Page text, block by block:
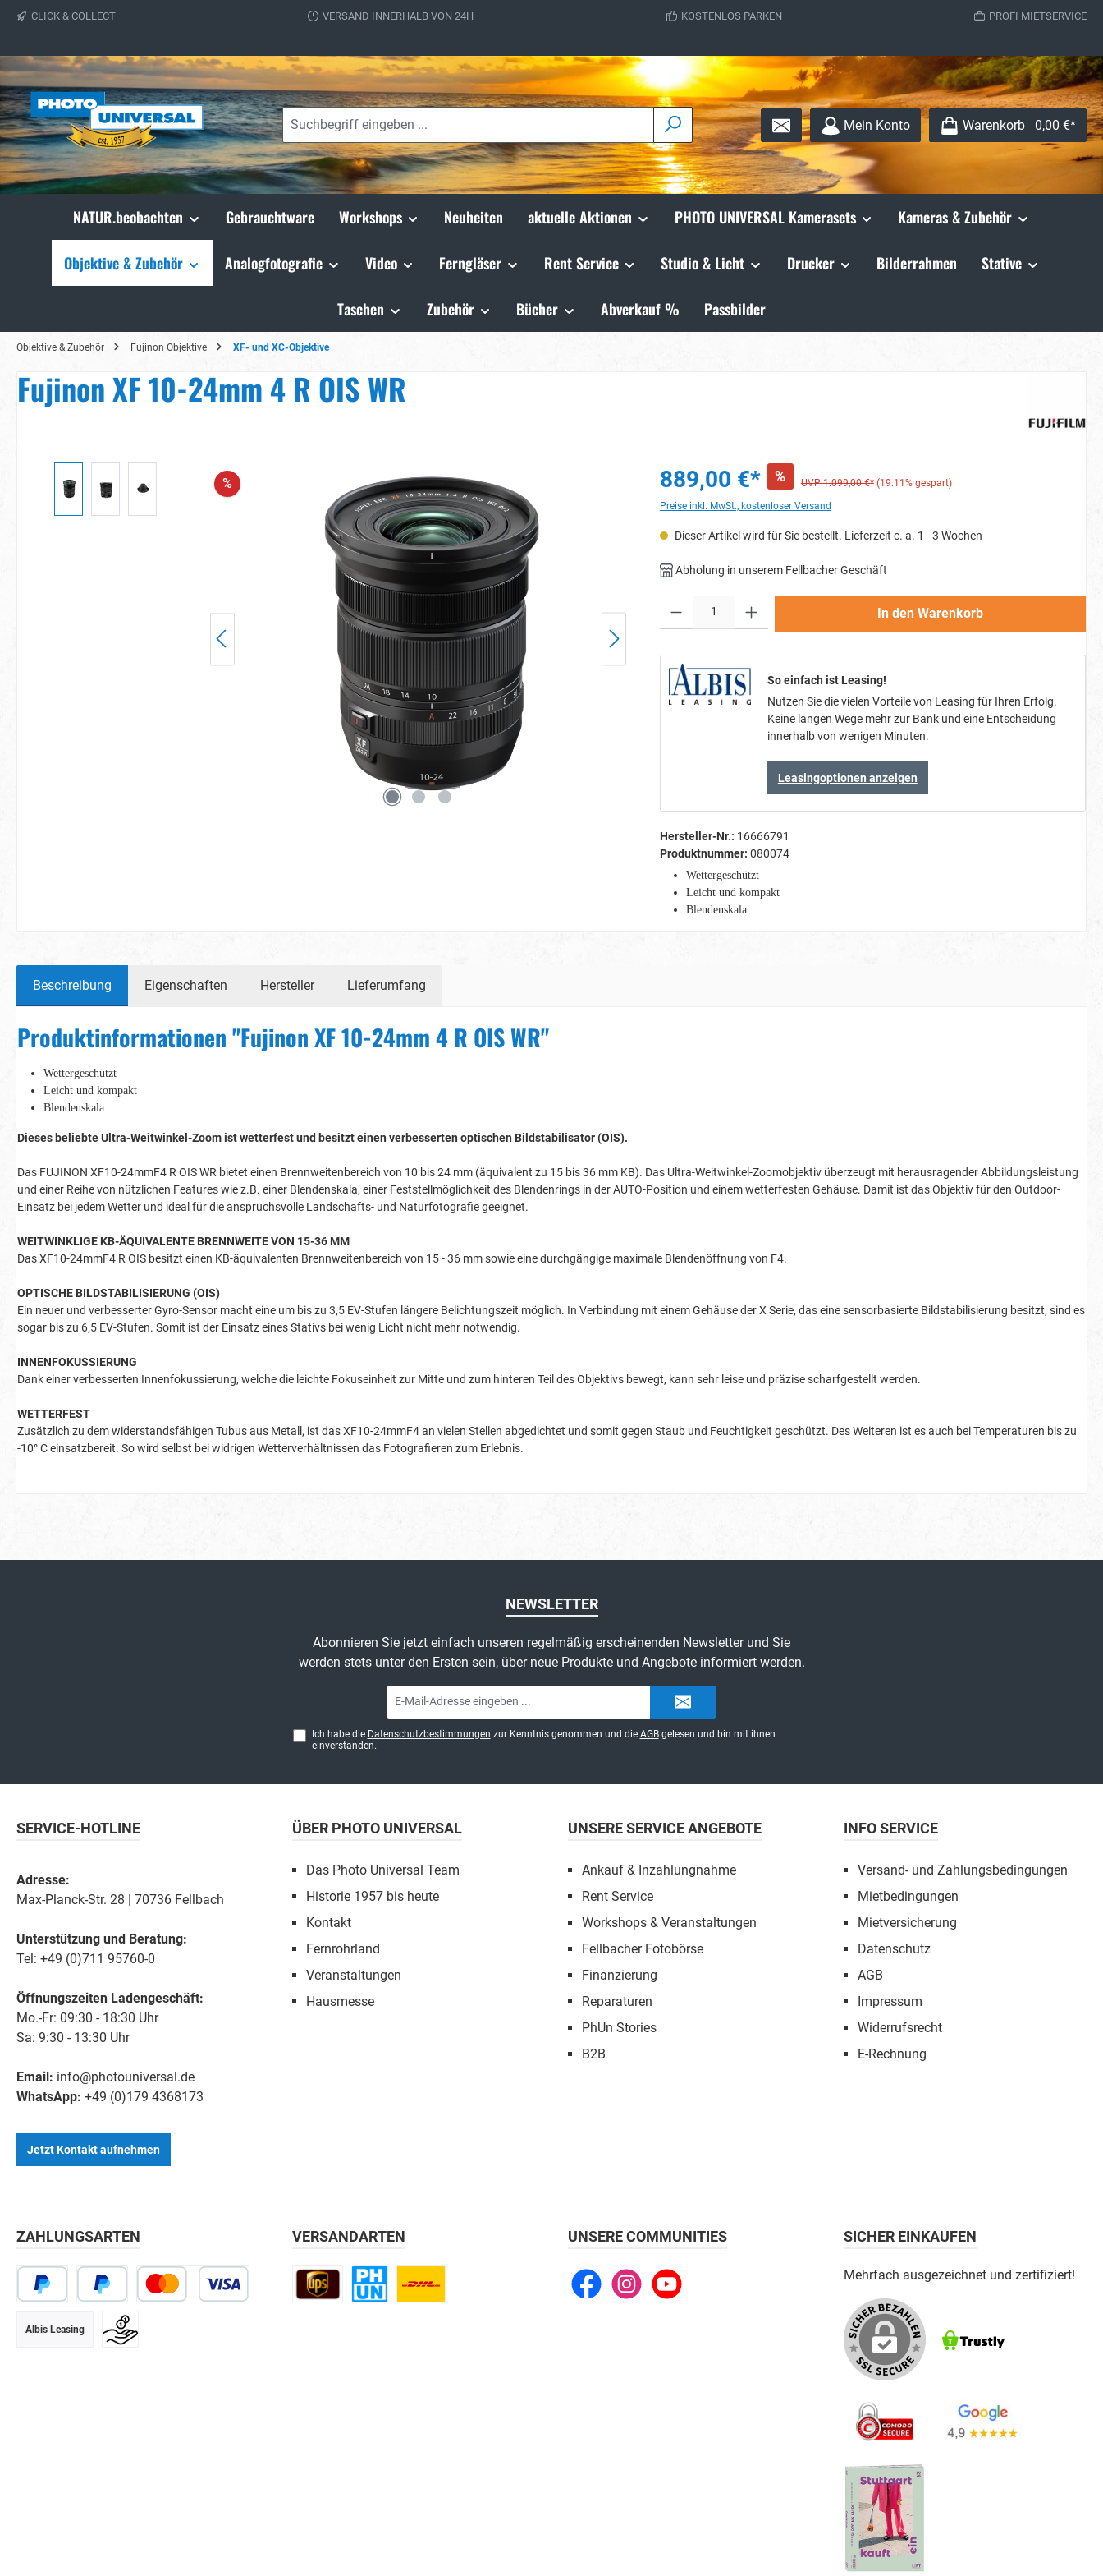
Zur Hauptnavigation springen
CLICK & COLLECT VERSAND INNERHALB VON 24H KOSTENLOS PARKEN PROFI MIETSERVICE
Mein Konto Warenkorb 0,00 €*
NATUR.beobachten Gebrauchtware Workshops Neuheiten aktuelle Aktionen PHOTO UNIVERSAL Kamerasets Kameras & Zubehör
Objektive & Zubehör Analogfotografie Video Ferngläser Rent Service Studio & Licht Drucker Bilderrahmen Stative
Taschen Zubehör Bücher Abverkauf % Passbilder
Objektive & Zubehör Fujinon Objektive XF- und XC-Objektive
Fujinon XF 10-24mm 4 R OIS WR
% 889,00 €* % UVP 1.099,00 €* (19.11% gespart)
Preise inkl. MwSt., kostenloser Versand
Dieser Artikel wird für Sie bestellt. Lieferzeit c. a. 1 - 3 Wochen
Abholung in unserem Fellbacher Geschäft
In den Warenkorb
So einfach ist Leasing!
Nutzen Sie die vielen Vorteile von Leasing für Ihren Erfolg.
Keine langen Wege mehr zur Bank und eine Entscheidung
innerhalb von wenigen Minuten.
Leasingoptionen anzeigen
Hersteller-Nr.: 16666791
Produktnummer: 080074
Wettergeschützt
Leicht und kompakt
Blendenskala
Beschreibung Eigenschaften Hersteller Lieferumfang
Produktinformationen "Fujinon XF 10-24mm 4 R OIS WR"
Wettergeschützt
Leicht und kompakt
Blendenskala
Dieses beliebte Ultra-Weitwinkel-Zoom ist wetterfest und besitzt einen verbesserten optischen Bildstabilisator (OIS).
Das FUJINON XF10-24mmF4 R OIS WR bietet einen Brennweitenbereich von 10 bis 24 mm (äquivalent zu 15 bis 36 mm KB). Das Ultra-Weitwinkel-Zoomobjektiv überzeugt mit herausragender Abbildungsleistung
und einer Reihe von nützlichen Features wie z.B. einer Blendenskala, einer Feststellmöglichkeit des Blendenrings in der AUTO-Position und einem wetterfesten Gehäuse. Damit ist das Objektiv für den Outdoor-
Einsatz bei jedem Wetter und ideal für die anspruchsvolle Landschafts- und Naturfotografie geeignet.
WEITWINKLIGE KB-ÄQUIVALENTE BRENNWEITE VON 15-36 MM
Das XF10-24mmF4 R OIS besitzt einen KB-äquivalenten Brennweitenbereich von 15 - 36 mm sowie eine durchgängige maximale Blendenöffnung von F4.
OPTISCHE BILDSTABILISIERUNG (OIS)
Ein neuer und verbesserter Gyro-Sensor macht eine um bis zu 3,5 EV-Stufen längere Belichtungszeit möglich. In Verbindung mit einem Gehäuse der X Serie, das eine sensorbasierte Bildstabilisierung besitzt, sind es
sogar bis zu 6,5 EV-Stufen. Somit ist der Einsatz eines Stativs bei wenig Licht nicht mehr notwendig.
INNENFOKUSSIERUNG
Dank einer verbesserten Innenfokussierung, welche die leichte Fokuseinheit zur Mitte und zum hinteren Teil des Objektivs bewegt, kann sehr leise und präzise scharfgestellt werden.
WETTERFEST
Zusätzlich zu dem widerstandsfähigen Tubus aus Metall, ist das XF10-24mmF4 an vielen Stellen abgedichtet und somit gegen Staub und Feuchtigkeit geschützt. Des Weiteren ist es auch bei Temperaturen bis zu
-10° C einsatzbereit. So wird selbst bei widrigen Wetterverhältnissen das Fotografieren zum Erlebnis.
NEWSLETTER
Abonnieren Sie jetzt einfach unseren regelmäßig erscheinenden Newsletter und Sie
werden stets unter den Ersten sein, über neue Produkte und Angebote informiert werden.
Mail-
Adresse*
Ich habe die Datenschutzbestimmungen zur Kenntnis genommen und die AGBgelesen und bin mit ihnen
einverstanden.
SERVICE-HOTLINE
Adresse:
Max-Planck-Str. 28 | 70736 Fellbach
Unterstützung und Beratung:
Tel: +49 (0)711 95760-0
Öffnungszeiten Ladengeschäft:
Mo.-Fr: 09:30 - 18:30 Uhr
Sa: 9:30 - 13:30 Uhr
Email: info@photouniversal.de
WhatsApp: +49 (0)179 4368173
Jetzt Kontakt aufnehmen
ÜBER PHOTO UNIVERSAL
Das Photo Universal Team
Historie 1957 bis heute
Kontakt
Fernrohrland
Veranstaltungen
Hausmesse
UNSERE SERVICE ANGEBOTE
Ankauf & Inzahlungnahme
Rent Service
Workshops & Veranstaltungen
Fellbacher Fotobörse
Finanzierung
Reparaturen
PhUn Stories
B2B
INFO SERVICE
Versand- und Zahlungsbedingungen
Mietbedingungen
Mietversicherung
Datenschutz
AGB
Impressum
Widerrufsrecht
E-Rechnung
ZAHLUNGSARTEN
Albis Leasing
VERSANDARTEN UNSERE COMMUNITIES
FacebookInstagramYouTube
SICHER EINKAUFEN
Mehrfach ausgezeichnet und zertifiziert!